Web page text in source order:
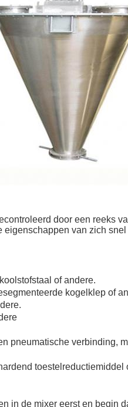
door een reeks
van zich
of andere.
kogelklep of
pneumatische verbinding,
toestelreductiemiddel
in de mixer eerst en begin